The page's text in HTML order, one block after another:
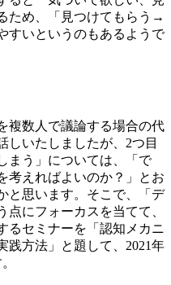
ため、「見つけてもらう→
すいというのもあるようで
複数人で議論する場合の代
しいたしましたが、2つ目
まう」については、「で
考えればよいのか？」とお
と思います。そこで、「デ
にフォーカスを当てて、
るセミナーを「認知メカニ
践方法」と題して、2021年